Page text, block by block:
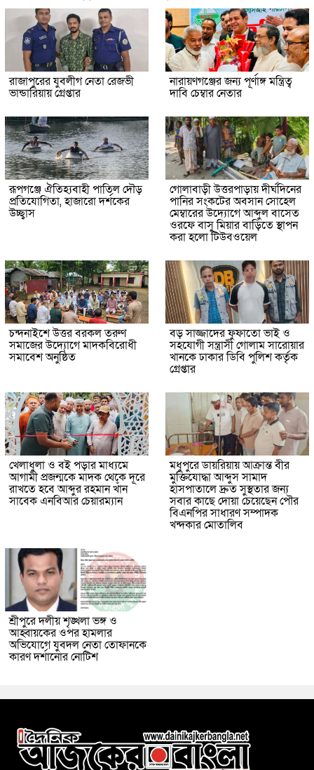
রাজাপুরের যুবলীগ নেতা রেজভী
ভান্ডারিয়ায় গ্রেপ্তার
নারায়ণগঞ্জের জন্য পূর্ণাঙ্গ মন্ত্রিত্ব
দাবি চেম্বার নেতার
রূপগঞ্জে ঐতিহ্যবাহী পাতিল দৌড়
প্রতিযোগিতা, হাজারো দর্শকের
উচ্ছ্বাস
গোলাবাড়ী উত্তরপাড়ায় দীর্ঘদিনের
পানির সংকটের অবসান সোহেল
মেম্বারের উদ্যোগে আব্দুল বাসেত
ওরফে বাসু মিয়ার বাড়িতে স্থাপন
করা হলো টিউবওয়েল
চন্দনাইশে উত্তর বরকল তরুণ
সমাজের উদ্যোগে মাদকবিরোধী
সমাবেশ অনুষ্ঠিত
বড় সাজ্জাদের ফুফাতো ভাই ও
সহযোগী সন্ত্রাসী গোলাম সারোয়ার
খানকে ঢাকার ডিবি পুলিশ কর্তৃক
গ্রেপ্তার
খেলাধুলা ও বই পড়ার মাধ্যমে
আগামী প্রজন্মকে মাদক থেকে দূরে
রাখতে হবে আব্দুর রহমান খাঁন
সাবেক এনবিআর চেয়ারম্যান
মধুপুরে ডায়রিয়ায় আক্রান্ত বীর
মুক্তিযোদ্ধা আব্দুস সামাদ
হাসপাতালে দ্রুত সুস্থতার জন্য
সবার কাছে দোয়া চেয়েছেন পৌর
বিএনপির সাধারণ সম্পাদক
খন্দকার মোতালিব
শ্রীপুরে দলীয় শৃঙ্খলা ভঙ্গ ও
আহ্বায়কের ওপর হামলার
অভিযোগে যুবদল নেতা তোফানকে
কারণ দর্শানোর নোটিশ